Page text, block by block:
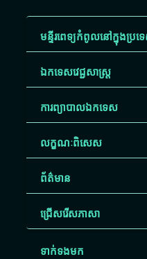
មន្ទីរពេទ្យកំពូលនៅក្នុងប្រ
ឯកទេសវេជ្ជសាស្ត្រ
ការព្យាបាលឯកទេស
លក្ខណៈពិសេស
ព័ត៌មាន
ជ្រើសរើស​ភាសា
ទាក់ទងមក